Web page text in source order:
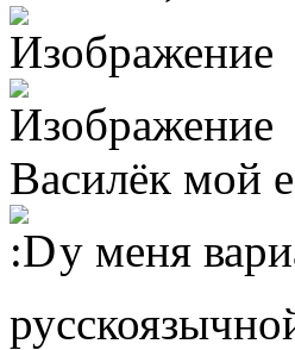
Василёк мой
у меня